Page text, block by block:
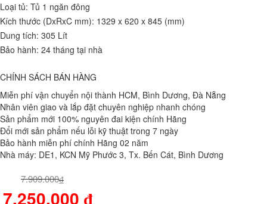
Loại tủ: Tủ 1 ngăn đông
Kích thước (DxRxC mm): 1329 x 620 x 845 (mm)
Dung tích: 305 Lít
Bảo hành: 24 tháng tại nhà
CHÍNH SÁCH BÁN HÀNG
Miễn phí vận chuyển nội thành HCM, Bình Dương, Đà Nẵng
Nhân viên giao và lắp đặt chuyên nghiệp nhanh chóng
Sản phẩm mới 100% nguyên đai kiện chính Hãng
Đổi mới sản phẩm nếu lỗi kỹ thuật trong 7 ngày
Bảo hành miễn phí chính Hãng 02 năm
Nhà máy: DE1, KCN Mỹ Phước 3, Tx. Bến Cát, Bình Dương
7.909.000₫
7.250.000 ₫